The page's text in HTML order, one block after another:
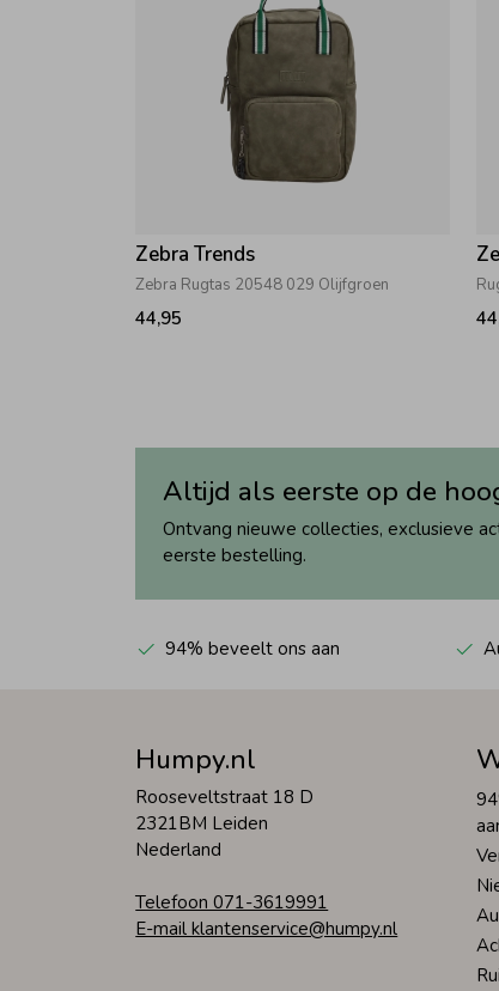
Zebra Trends
Zebra Rugtas 20548 029 Olijfgroen
44,95
Altijd als eerste op de
Ontvang nieuwe collecties, exclusieve
eerste bestelling.
94% beveelt ons aan
Humpy.nl
Rooseveltstraat 18 D
2321BM Leiden
Nederland
Telefoon 071-3619991
E-mail klantenservice@humpy.nl